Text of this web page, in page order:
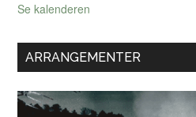
Se kalenderen
ARRANGEMENTER